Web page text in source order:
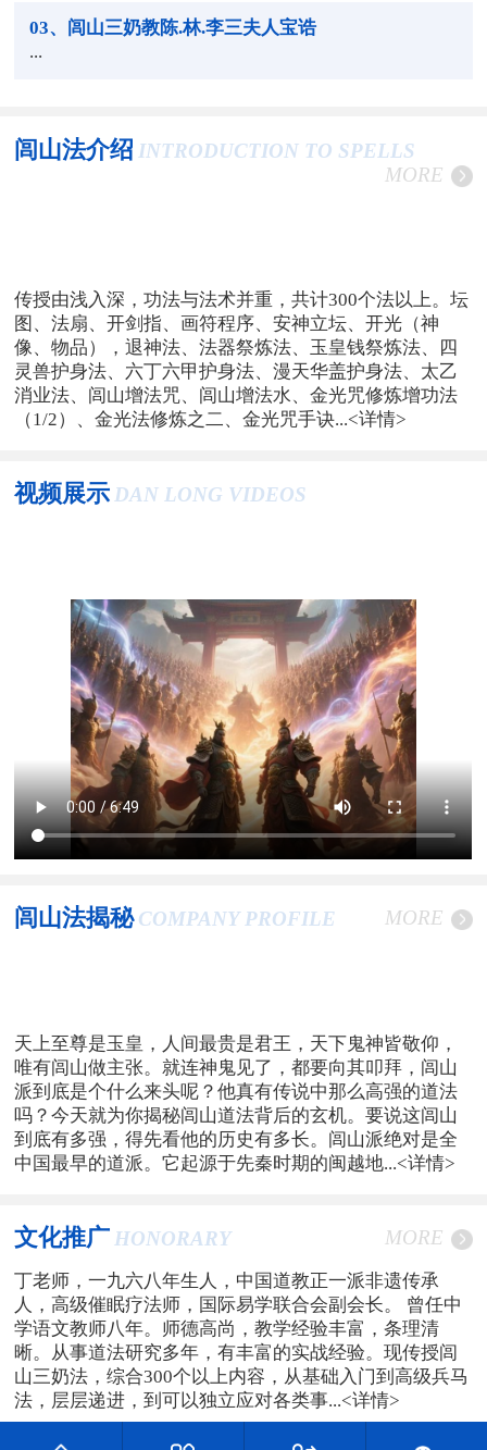
03、闾山三奶教陈.林.李三夫人宝诰
...
闾山法介绍 INTRODUCTION TO SPELLS
MORE
传授由浅入深，功法与法术并重，共计300个法以上。坛
图、法扇、开剑指、画符程序、安神立坛、开光（神
像、物品），退神法、法器祭炼法、玉皇钱祭炼法、四
灵兽护身法、六丁六甲护身法、漫天华盖护身法、太乙
消业法、闾山增法咒、闾山增法水、金光咒修炼增功法
（1/2）、金光法修炼之二、金光咒手诀...<详情>
视频展示 DAN LONG VIDEOS
闾山法揭秘 COMPANY PROFILE MORE
天上至尊是玉皇，人间最贵是君王，天下鬼神皆敬仰，
唯有闾山做主张。就连神鬼见了，都要向其叩拜，闾山
派到底是个什么来头呢？他真有传说中那么高强的道法
吗？今天就为你揭秘闾山道法背后的玄机。要说这闾山
到底有多强，得先看他的历史有多长。闾山派绝对是全
中国最早的道派。它起源于先秦时期的闽越地...<详情>
文化推广 HONORARY MORE
丁老师，一九六八年生人，中国道教正一派非遗传承
人，高级催眠疗法师，国际易学联合会副会长。 曾任中
学语文教师八年。师德高尚，教学经验丰富，条理清
晰。从事道法研究多年，有丰富的实战经验。现传授闾
山三奶法，综合300个以上内容，从基础入门到高级兵马
法，层层递进，到可以独立应对各类事...<详情>